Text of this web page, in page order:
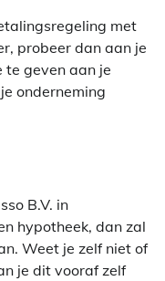
met
probeer dan aan je
geven aan je
onderneming
B.V. in
hypotheek, dan zal
Weet je zelf niet of
je dit vooraf zelf